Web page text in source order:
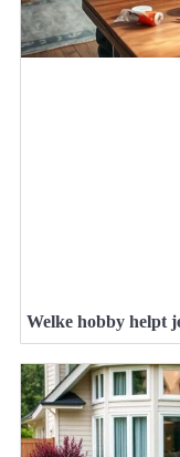
Welke hobby helpt